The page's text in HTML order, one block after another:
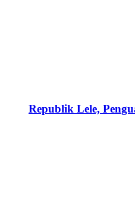
Republik Lele,